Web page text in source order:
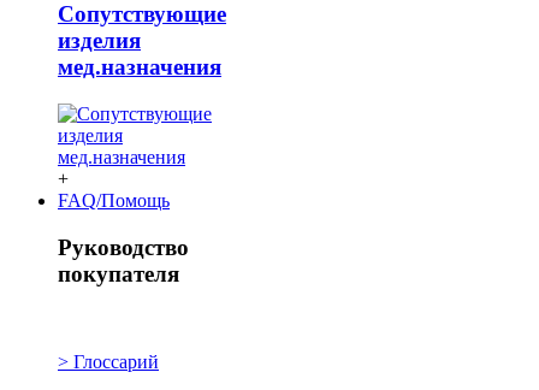
Сопутствующие
изделия
мед.назначения
+
FAQ/Помощь
Руководство
покупателя
> Глоссарий